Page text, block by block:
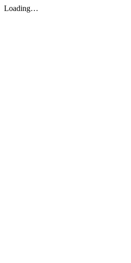
Loading…